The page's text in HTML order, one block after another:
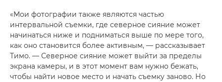
«Мои фотографии также являются частью
интервальной съемки, где северное сияние может
начинаться ниже и подниматься выше по мере того,
как оно становится более активным, — рассказывает
Тимо. — Северное сияние может выйти за пределы
экрана камеры, и в этот момент вам нужно бежать,
чтобы найти новое место и начать съемку заново. Но